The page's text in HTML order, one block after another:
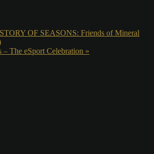
OF SEASONS: Friends of Mineral
– The eSport Celebration »